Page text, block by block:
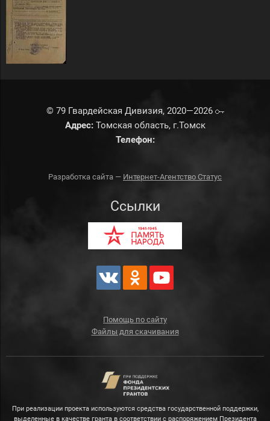
© 79 Гвардейская Дивизия, 2020—2026
Адрес:Томская область, г.Томск
Телефон:
Разработка сайта — Интернет-Агентство Статус
Ссылки
Помощь по сайту
Файлы для скачивания
При реализации проекта используются средства государственной поддержки,
выделенные в качестве гранта в соответствии с распоряжением Президента